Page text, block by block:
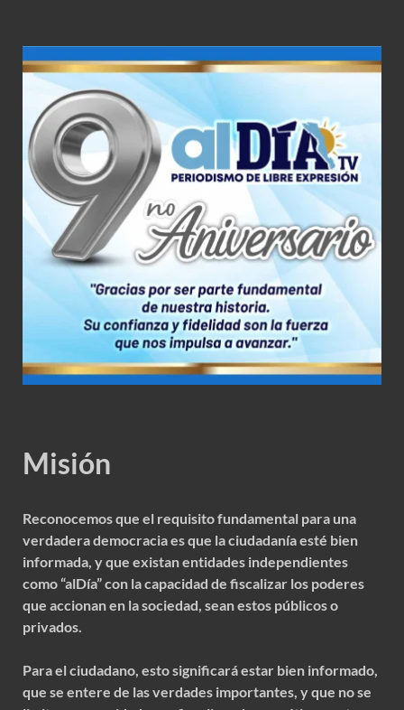
Misión
Reconocemos que el requisito fundamental para una
verdadera democracia es que la ciudadanía esté bien
informada, y que existan entidades independientes
como “alDía” con la capacidad de fiscalizar los poderes
que accionan en la sociedad, sean estos públicos o
privados.
Para el ciudadano, esto significará estar bien informado,
que se entere de las verdades importantes, y que no se